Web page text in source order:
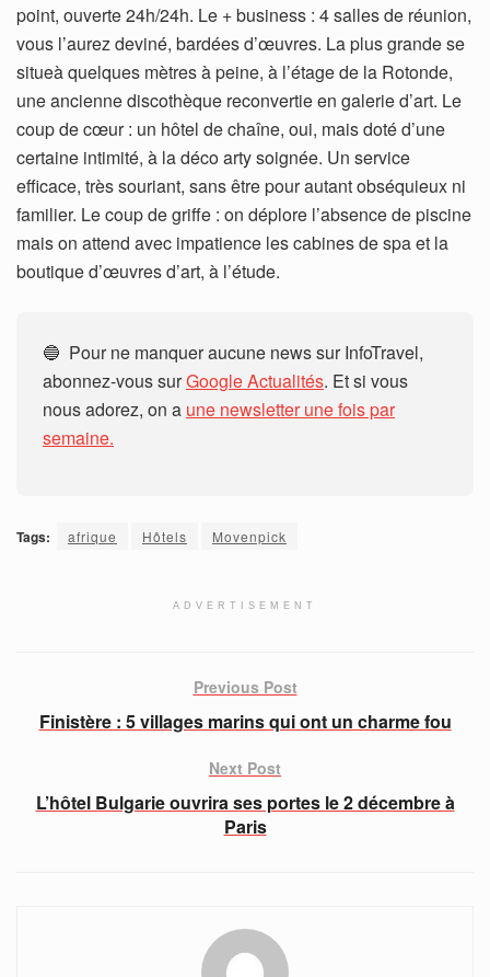
point, ouverte 24h/24h. Le + business : 4 salles de réunion,
vous l’aurez deviné, bardées d’œuvres. La plus grande se
situeà quelques mètres à peine, à l’étage de la Rotonde,
une ancienne discothèque reconvertie en galerie d’art. Le
coup de cœur : un hôtel de chaîne, oui, mais doté d’une
certaine intimité, à la déco arty soignée. Un service
efficace, très souriant, sans être pour autant obséquieux ni
familier. Le coup de griffe : on déplore l’absence de piscine
mais on attend avec impatience les cabines de spa et la
boutique d’œuvres d’art, à l’étude.
🔵 Pour ne manquer aucune news sur InfoTravel,
abonnez-vous surGoogle Actualités. Et si vous
nous adorez, on a une newsletter une fois par
semaine.
Tags: afrique Hôtels Movenpick
ADVERTISEMENT
Previous Post
Finistère : 5 villages marins qui ont un charme fou
Next Post
L’hôtel Bulgarie ouvrira ses portes le 2 décembre à
Paris